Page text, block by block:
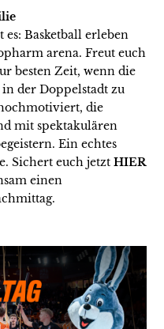
es: Basketball erleben
arena. Freut euch
besten Zeit, wenn die
der Doppelstadt zu
die
mit spektakulären
Ein echtes
Sichert euch jetztHIER
einen